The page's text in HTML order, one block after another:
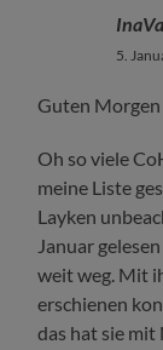
5.
Guten
Oh so viele
meine Liste
Layken
Januar
weit weg. Mit
erschienen
das hat sie mit